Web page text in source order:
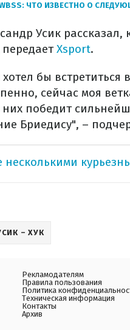
ЧТО ИЗВЕСТНО О
Усик рассказал,
Xsport.
бы встретиться
сейчас моя
победит
Бриедису", –
несколькими
– ХУК
Рекламодателям
Правила пользования
Политика
Техническая информация
Контакты
Архив